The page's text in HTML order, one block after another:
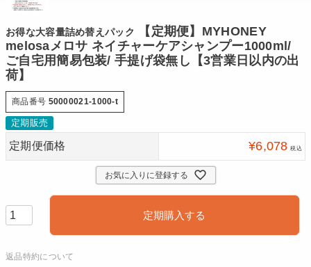
お得な大容量詰め替えパック
【定期便】MYHONEY
melosaメロサ ネイチャーケアシャンプー1000ml/
ご自宅用簡易包装/ 手提げ袋無し【3営業日以内の出
荷】
商品番号 50000021-1000-t
定期販売
定期便価格 ¥6,078 税込
お気に入りに登録する
定期購入する
返品特約について